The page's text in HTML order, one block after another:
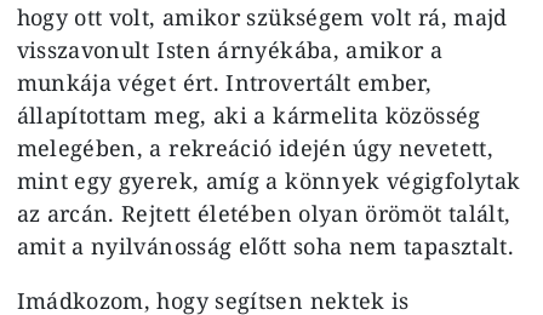
hogy ott volt, amikor szükségem volt rá, majd
visszavonult Isten árnyékába, amikor a
munkája véget ért. Introvertált ember,
állapítottam meg, aki a kármelita közösség
melegében, a rekreáció idején úgy nevetett,
mint egy gyerek, amíg a könnyek végigfolytak
az arcán. Rejtett életében olyan örömöt talált,
amit a nyilvánosság előtt soha nem tapasztalt.
Imádkozom, hogy segítsen nektek is